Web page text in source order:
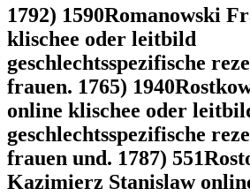
1792) 1590Romanowski
klischee oder leitbild
geschlechtsspezifische
frauen. 1765)
online klischee oder
geschlechtsspezifische
frauen und. 1787)
Kazimierz Stanislaw